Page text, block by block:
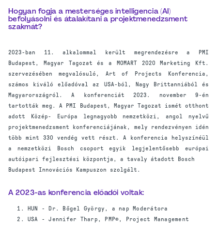
Hogyan fogja a mesterséges intelligencia (AI)
befolyásolni és átalakítani a projektmenedzsment
szakmát?
2023-ban 11. alkalommal került megrendezésre a PMI
Budapest, Magyar Tagozat és a MOMART 2020 Marketing Kft.
szervezésében megvalósuló, Art of Projects Konferencia,
számos kiváló előadóval az USA-ból, Nagy Brittanniából és
Magyarországról. A konferenciát 2023. november 9-én
tartották meg. A PMI Budapest, Magyar Tagozat ismét otthont
adott Közép- Európa legnagyobb nemzetközi, angol nyelvű
projektmenedzsment konferenciájának, mely rendezvényen idén
több mint 330 vendég vett részt. A konferencia helyszínéül
a nemzetközi Bosch csoport egyik legjelentősebb európai
autóipari fejlesztési központja, a tavaly átadott Bosch
Budapest Innovációs Kampuszon szolgált.
A 2023-as konferencia előadói voltak:
HUN - Dr. Bőgel György, a nap Moderátora
USA - Jennifer Tharp, PMP®, Project Management